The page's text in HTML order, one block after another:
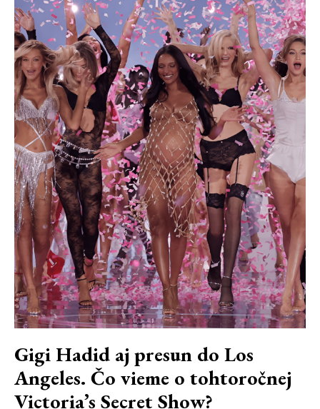
Gigi Hadid aj presun do Los
Angeles. Čo vieme o tohtoročnej
Victoria’s Secret Show?